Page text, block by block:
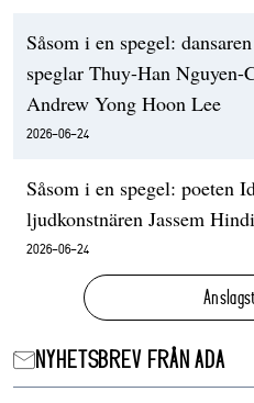
Såsom i en spegel:
speglar Thuy-Han Nguyen-
Andrew Yong Hoon Lee
2026-06-24
Såsom i en spegel: poeten
ljudkonstnären Jassem
2026-06-24
NYHETSBREV FRÅN ADA